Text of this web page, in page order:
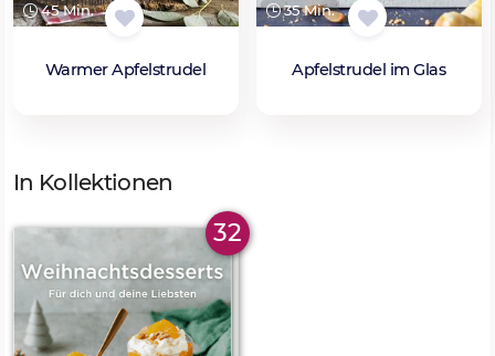
45 Min.
Warmer Apfelstrudel
35 Min.
Apfelstrudel im Glas
In Kollektionen
32